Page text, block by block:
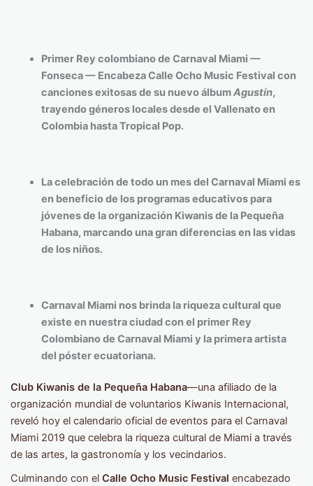
Primer Rey colombiano de Carnaval Miami —
Fonseca — Encabeza Calle Ocho Music Festival con
canciones exitosas de su nuevo álbumAgustín,
trayendo géneros locales desde el Vallenato en
Colombia hasta Tropical Pop.
La celebración de todo un mes del Carnaval Miami es
en beneficio de los programas educativos para
jóvenes de la organización Kiwanis de la Pequeña
Habana, marcando una gran diferencias en las vidas
de los niños.
Carnaval Miami nos brinda la riqueza cultural que
existe en nuestra ciudad con el primer Rey
Colombiano de Carnaval Miami y la primera artista
del póster ecuatoriana.
Club Kiwanis de la Pequeña Habana—una afiliado de la
organización mundial de voluntarios Kiwanis Internacional,
reveló hoy el calendario oficial de eventos para el Carnaval
Miami 2019 que celebra la riqueza cultural de Miami a través
de las artes, la gastronomía y los vecindarios.
Culminando con el Calle Ocho Music Festival encabezado